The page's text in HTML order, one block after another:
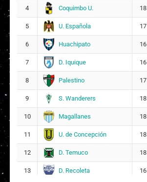
S Sofía Ignacia Martínez Ledezma
16
M
4
4 Coquimbo U. 18
5 U. Española 17
6 Huachipato 16
7 D. Iquique 16
8 Palestino 17
9 S. Wanderers 18
10 Magallanes 18
11 U. de Concepción 18
12 D. Temuco 18
13 D. Recoleta 16